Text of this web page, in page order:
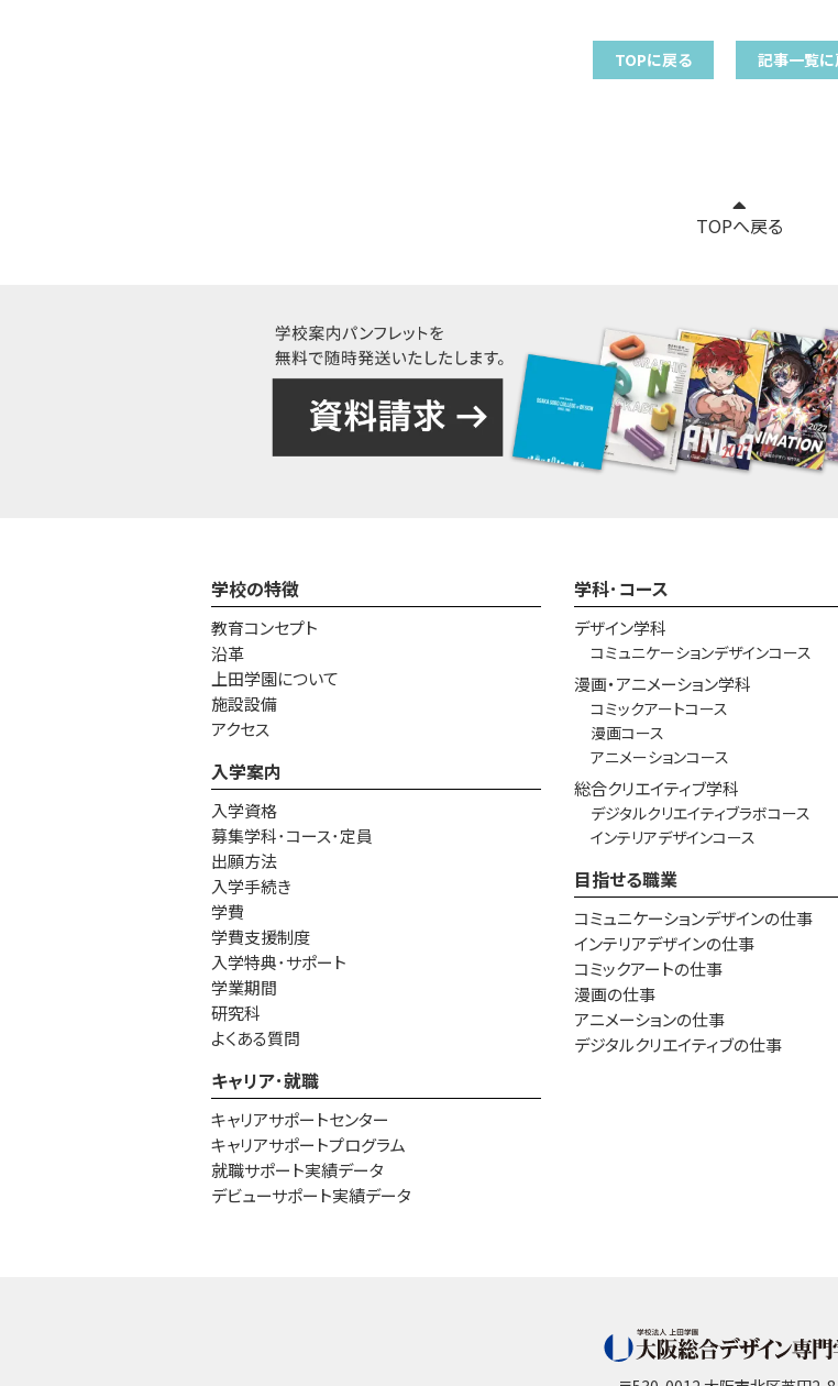
TOPに戻る 記事一覧に
TOPへ戻る
学校の特徴
教育コンセプト
沿革
上田学園について
施設設備
アクセス
入学案内
入学資格
募集学科･コース･定員
出願方法
入学手続き
学費
学費支援制度
入学特典･サポート
学業期間
研究科
よくある質問
キャリア･就職
キャリアサポートセンター
キャリアサポートプログラム
就職サポート実績データ
デビューサポート実績データ
学科･コース
デザイン学科
コミュニケーションデザインコース
漫画・アニメーション学科
コミックアートコース
漫画コース
アニメーションコース
総合クリエイティブ学科
デジタルクリエイティブラボコース
インテリアデザインコース
目指せる職業
コミュニケーションデザインの仕事
インテリアデザインの仕事
コミックアートの仕事
漫画の仕事
アニメーションの仕事
デジタルクリエイティブの仕事